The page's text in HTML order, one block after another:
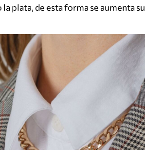
plata, de esta forma se aumenta su